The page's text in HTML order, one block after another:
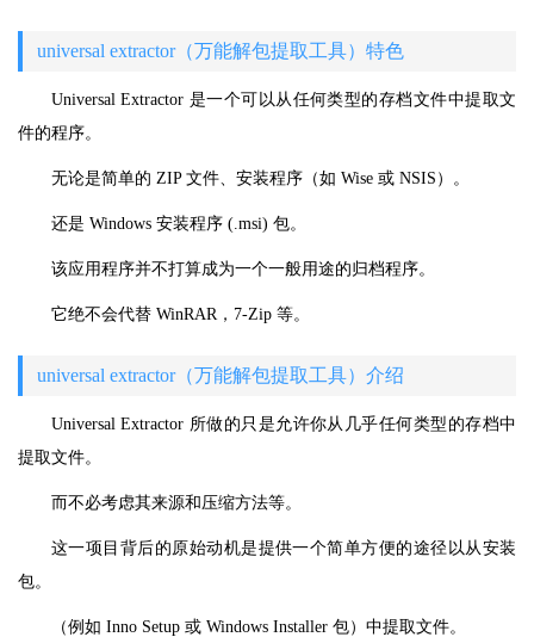
universal extractor（万能解包提取工具）特色
Universal Extractor 是一个可以从任何类型的存档文件中提取文
件的程序。
无论是简单的 ZIP 文件、安装程序（如 Wise 或 NSIS）。
还是 Windows 安装程序 (.msi) 包。
该应用程序并不打算成为一个一般用途的归档程序。
它绝不会代替 WinRAR，7-Zip 等。
universal extractor（万能解包提取工具）介绍
Universal Extractor 所做的只是允许你从几乎任何类型的存档中
提取文件。
而不必考虑其来源和压缩方法等。
这一项目背后的原始动机是提供一个简单方便的途径以从安装
包。
（例如 Inno Setup 或 Windows Installer 包）中提取文件。